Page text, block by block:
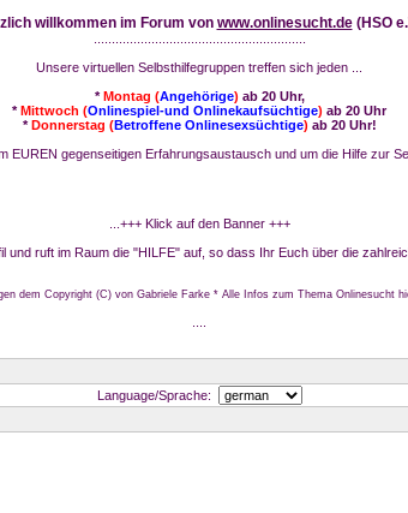
willkommen im Forum von www.onlinesucht.de(HSO
Unsere virtuellen Selbsthilfegruppen treffen sich jeden ...
*Montag (Angehörige) ab 20 Uhr,
*Mittwoch (Onlinespiel-und Onlinekaufsüchtige) ab 20 Uhr
*Donnerstag (Betroffene Onlinesexsüchtige) ab 20 Uhr!
EUREN gegenseitigen Erfahrungsaustausch und um die Hilfe zur
...+++ Klick auf den Banner +++
und ruft im Raum die "HILFE" auf, so dass Ihr Euch über die
dem Copyright (C) von Gabriele Farke * Alle Infos zum Thema Onlinesucht
Language/Sprache: